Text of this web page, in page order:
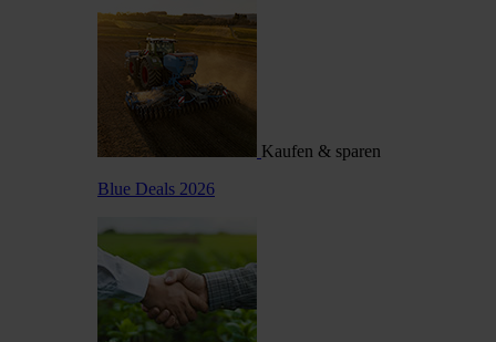
Kaufen & sparen
Blue Deals 2026